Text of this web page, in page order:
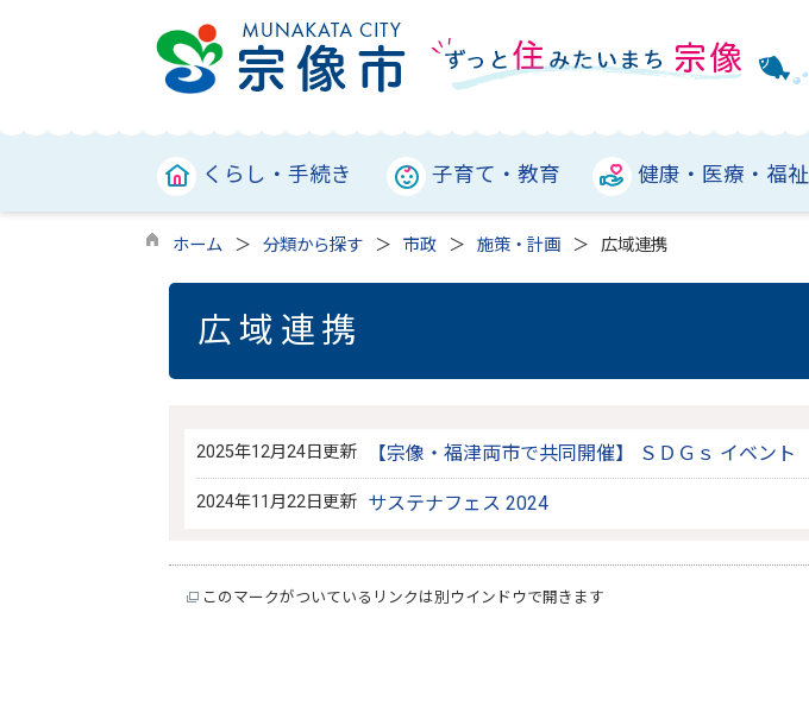
くらし・手続き 子育て・教育 健康・医療・福祉
ホーム 分類から探す 市政 施策・計画 広域連携
広域連携
2025年12月24日更新 【宗像・福津両市で共同開催】 ＳＤＧｓ イベント
2024年11月22日更新 サステナフェス 2024
このマークがついているリンクは別ウインドウで開きます